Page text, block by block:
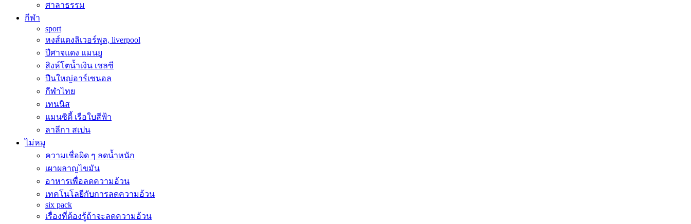
ศาลาธรรม
กีฬา
sport
หงส์แดงลิเวอร์พูล, liverpool
ปีศาจแดง แมนยู
สิงห์โตน้ำเงิน เชลซี
ปืนใหญ่อาร์เซนอล
กีฬาไทย
เทนนิส
แมนซิตี้ เรือใบสีฟ้า
ลาลีกา สเปน
ไม่หมู
ความเชื่อผิด ๆ ลดน้ำหนัก
เผาผลาญไขมัน
อาหารเพื่อลดความอ้วน
เทคโนโลยีกับการลดความอ้วน
six pack
เรื่องที่ต้องรู้ถ้าจะลดความอ้วน